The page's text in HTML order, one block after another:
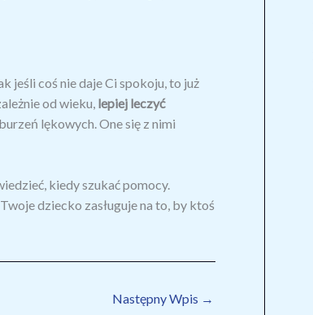
jeśli coś nie daje Ci spokoju, to już
od wieku, lepiej leczyć
lękowych. One się z nimi
kiedy szukać pomocy.
dziecko zasługuje na to, by ktoś